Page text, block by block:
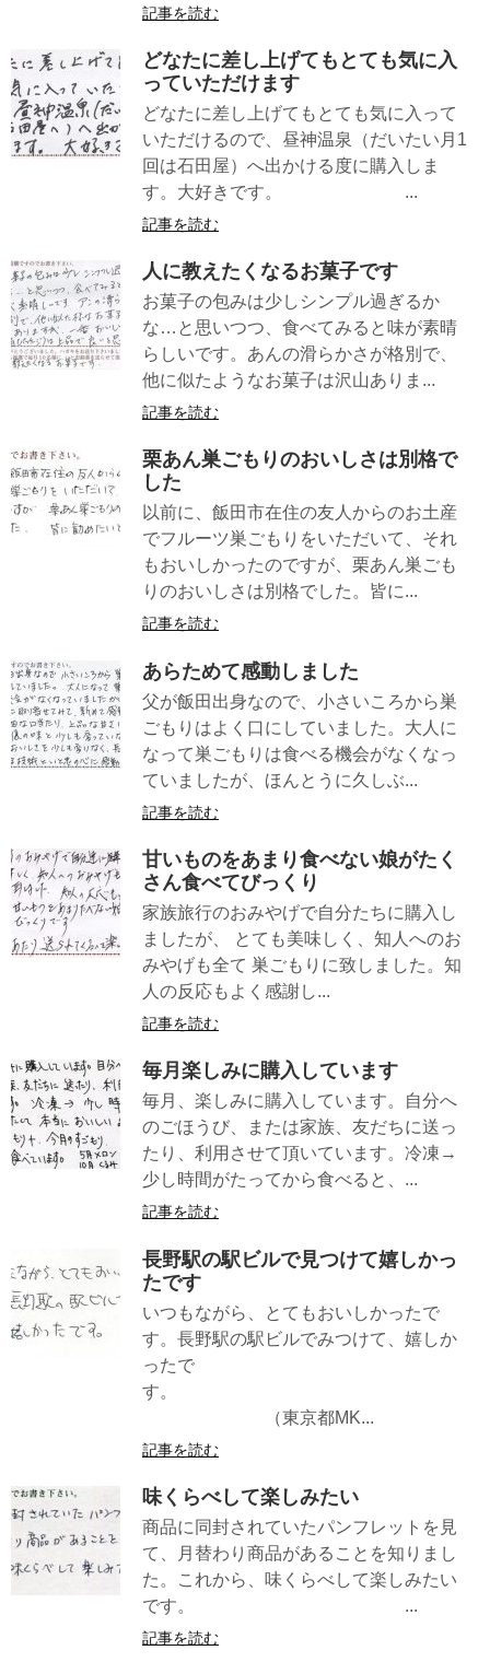
記事を読む
どなたに差し上げてもとても気に入
っていただけます
どなたに差し上げてもとても気に入って
いただけるので、昼神温泉（だいたい月1
回は石田屋）へ出かける度に購入しま
す。大好きです。 ...
記事を読む
人に教えたくなるお菓子です
お菓子の包みは少しシンプル過ぎるか
な…と思いつつ、食べてみると味が素晴
らしいです。あんの滑らかさが格別で、
他に似たようなお菓子は沢山ありま...
記事を読む
栗あん巣ごもりのおいしさは別格で
した
以前に、飯田市在住の友人からのお土産
でフルーツ巣ごもりをいただいて、それ
もおいしかったのですが、栗あん巣ごも
りのおいしさは別格でした。皆に...
記事を読む
あらためて感動しました
父が飯田出身なので、小さいころから巣
ごもりはよく口にしていました。大人に
なって巣ごもりは食べる機会がなくなっ
ていましたが、ほんとうに久しぶ...
記事を読む
甘いものをあまり食べない娘がたく
さん食べてびっくり
家族旅行のおみやげで自分たちに購入し
ましたが、 とても美味しく、知人へのお
みやげも全て 巣ごもりに致しました。知
人の反応もよく感謝し...
記事を読む
毎月楽しみに購入しています
毎月、楽しみに購入しています。自分へ
のごほうび、または家族、友だちに送っ
たり、利用させて頂いています。冷凍→
少し時間がたってから食べると、...
記事を読む
長野駅の駅ビルで見つけて嬉しかっ
たです
いつもながら、とてもおいしかったで
す。長野駅の駅ビルでみつけて、嬉しか
ったで
す。
（東京都MK...
記事を読む
味くらべして楽しみたい
商品に同封されていたパンフレットを見
て、月替わり商品があることを知りまし
た。これから、味くらべして楽しみたい
です。 ...
記事を読む